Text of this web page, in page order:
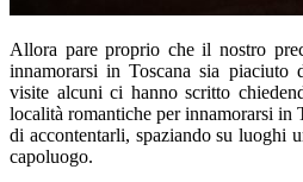
Allora pare proprio che il nostro
innamorarsi in Toscana sia piaciuto
visite alcuni ci hanno scritto
località romantiche per innamorarsi in
di accontentarli, spaziando su luoghi
capoluogo.